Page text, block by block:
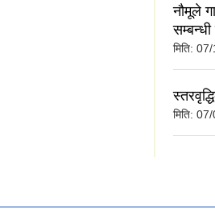
नौमूले
मिति: 07/
मिति: 07/